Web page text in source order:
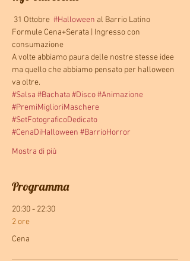
31 Ottobre #Halloween al Barrio Latino
Formule Cena+Serata | Ingresso con
consumazione
A volte abbiamo paura delle nostre stesse idee
ma quello che abbiamo pensato per halloween
va oltre.
#Salsa #Bachata #Disco#Animazione
#PremiMiglioriMaschere
#SetFotograficoDedicato
#CenaDiHalloween #BarrioHorror
Mostra di più
Programma
20:30 - 22:30
2 ore
Cena